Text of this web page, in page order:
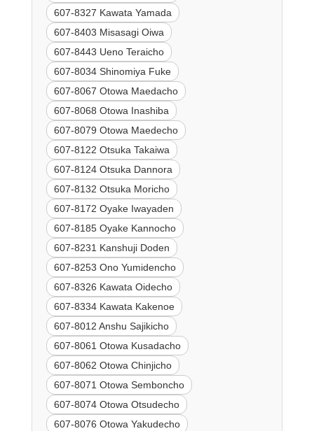
607-8327 Kawata Yamada
607-8403 Misasagi Oiwa
607-8443 Ueno Teraicho
607-8034 Shinomiya Fuke
607-8067 Otowa Maedacho
607-8068 Otowa Inashiba
607-8079 Otowa Maedecho
607-8122 Otsuka Takaiwa
607-8124 Otsuka Dannora
607-8132 Otsuka Moricho
607-8172 Oyake Iwayaden
607-8185 Oyake Kannocho
607-8231 Kanshuji Doden
607-8253 Ono Yumidencho
607-8326 Kawata Oidecho
607-8334 Kawata Kakenoe
607-8012 Anshu Sajikicho
607-8061 Otowa Kusadacho
607-8062 Otowa Chinjicho
607-8071 Otowa Semboncho
607-8074 Otowa Otsudecho
607-8076 Otowa Yakudecho